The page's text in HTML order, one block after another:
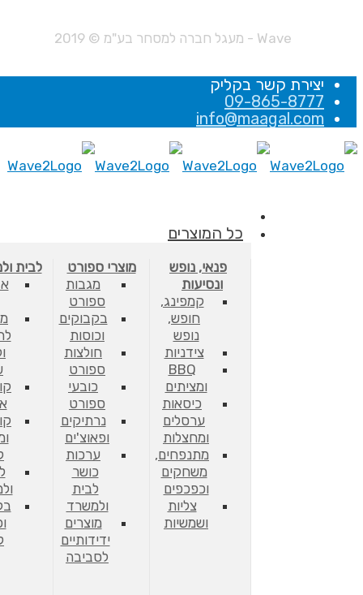
יצירת קשר בקליק
09-865-8777
info@maagal.com
כל המוצרים
פנאי, נופש
ונסיעות
קמפינג,
חופש,
נופש
צידניות
BBQ
ומציתים
כיסאות
ערסלים
ומחצלות
מתנפחים,
משחקים
וכפכפים
צליות
ושמשיות
מוצרי ספורט
מגבות
ספורט
בקבוקים
וכוסות
חולצות
ספורט
כובעי
ספורט
נרתיקים
ופאוצ'ים
ערכות
כושר
לבית
ולמשרד
מוצרים
ידידותיים
לסביבה
לבית
Wave - מעגל חברה למסחר בע"מ © 2019